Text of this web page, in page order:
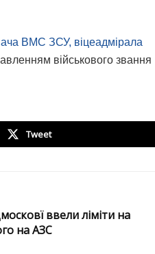
ВМС ЗСУ, віцеадмірала
військового звання
Tweet
ввели ліміти на
на АЗС